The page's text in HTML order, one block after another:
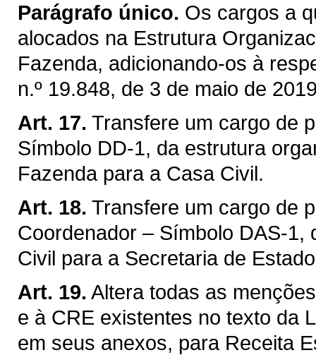
Parágrafo único. Os cargos a
alocados na Estrutura
Fazenda, adicionando-os à
n.º 19.848, de 3 de maio de
Art. 17. Transfere um cargo de
Símbolo DD-1, da estrutura
Fazenda para a Casa Civil.
Art. 18. Transfere um cargo de
Coordenador – Símbolo DAS-
Civil para a Secretaria de
Art. 19. Altera todas as
e à CRE existentes no texto da
em seus anexos, para Receita